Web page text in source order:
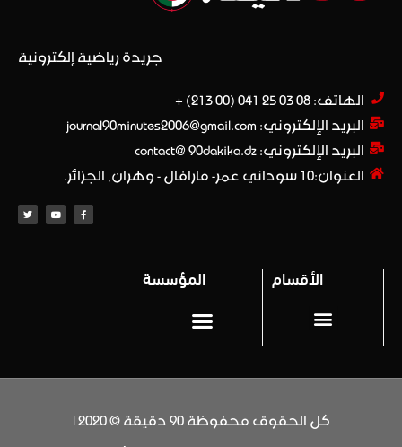
جريدة رياضية إلكترونية
الهاتف: 08 03 25 041 (00 213) +​
البريد الإلكتروني: journal90minutes2006@gmail.com
البريد الإلكتروني: contact@ 90dakika.dz
العنوان:10 سوداني عمر- مارافال - وهران, الجزائر.
الأقسام المؤسسة
كل الحقوق محفوظة 90 دقيقة © 2020 |